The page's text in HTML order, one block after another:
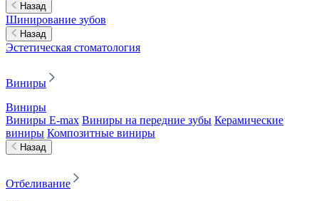
Назад
Шинирование зубов
Назад
Эстетическая стоматология
Виниры
Виниры
Виниры E-max Виниры на передние зубы Керамические
виниры Композитные виниры
Назад
Отбеливание